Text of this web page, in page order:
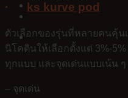
· ks kurve pod
ตัวเลือกของรุ่นที่หลายคนคุ้น
นิโคตินให้เลือกตั้งแต่ 3%-
ทุกแบบ และจุดเด่นแบบเน้น
– จุดเด่น